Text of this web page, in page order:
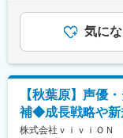
・タレント個人
・各種プロジ
・権利周りの管
破するなど、「
在、総勢42名の
大と活動の充実
準1ヶ月／回、
金はあくまで
があります。
気に
【秋葉原】声優
補◆成長戦略や新
株式会社ｖｉｖｉＯＮ